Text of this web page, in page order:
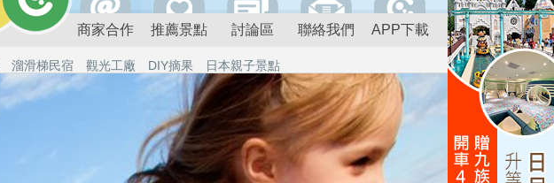
商家合作 推薦景點 討論區 聯絡我們 APP下載
溜滑梯民宿 觀光工廠 DIY摘果 日本親子景點